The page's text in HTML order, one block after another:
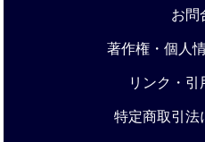
お問
著作権・個人
リンク・引
特定商取引法